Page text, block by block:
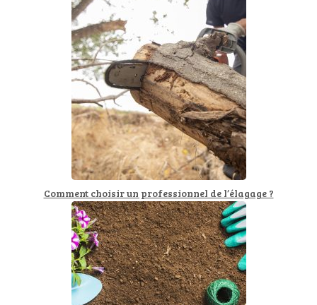
Comment choisir un professionnel de l’élagage ?